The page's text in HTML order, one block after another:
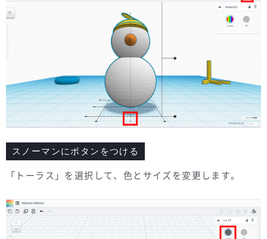
スノーマンにボタンをつける
「トーラス」を選択して、色とサイズを変更します。